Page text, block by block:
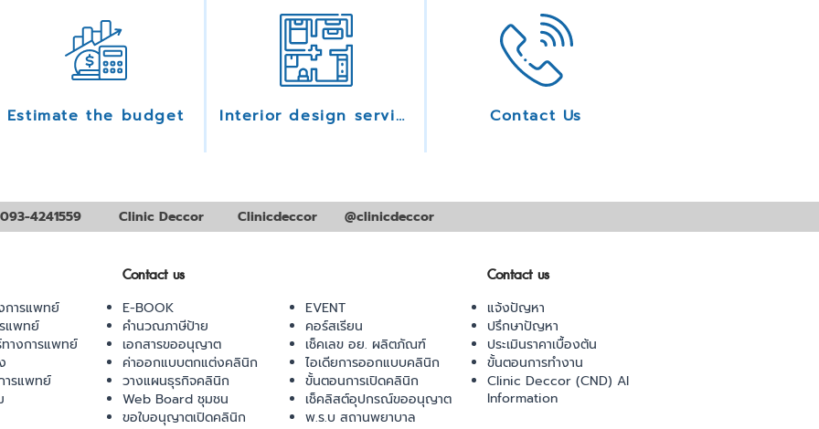
Estimate the budget Interior design services Contact Us
093-4241559 Clinic Deccor Clinicdeccor @clinicdeccor
ารแพทย์
แพทย์
ทางการแพทย์
ารแพทย์
Contact us
E-BOOK
คำนวณภาษีป้าย
เอกสารขออนุญาต
ค่าออกแบบตกแต่งคลินิก
วางแผนธุรกิจคลินิก
Web Board ชุมชน
ขอใบอนุญาตเปิดคลินิก
Contact us
EVENT
คอร์สเรียน
เช็คเลข อย. ผลิตภัณฑ์
ไอเดียการออกแบบคลินิก
ขั้นตอนการเปิดคลินิก
เช็คลิสต์อุปกรณ์ขออนุญาต
พ.ร.บ สถานพยาบาล
แจ้งปัญหา
ปรึกษาปัญหา
ประเมินราคาเบื้องต้น
ขั้นตอนการทำงาน
Clinic Deccor (CND) AI
Information